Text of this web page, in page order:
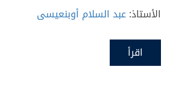
الأستاذ:عبد السلام أوبنعيسى
اقرأ